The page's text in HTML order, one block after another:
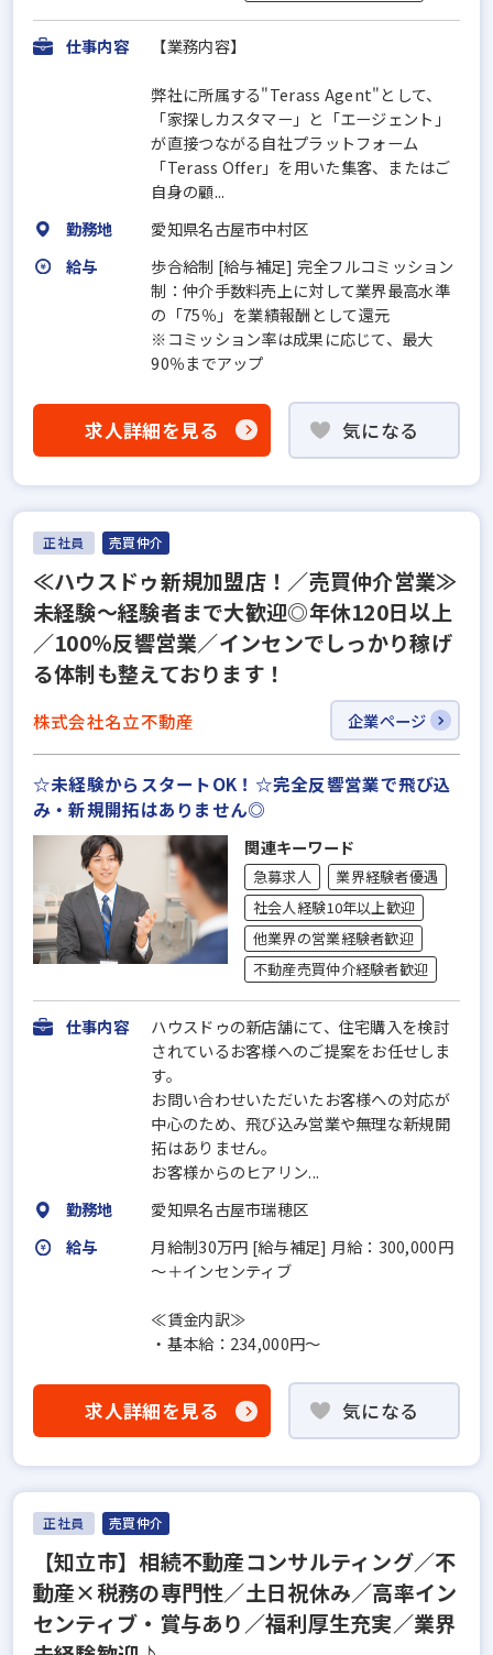
仕事内容 【業務内容】
弊社に所属する"Terass Agent"として、
「家探しカスタマー」と「エージェント」
が直接つながる自社プラットフォーム
「Terass Offer」を用いた集客、またはご
自身の顧...
勤務地
愛知県名古屋市中村区
給与
歩合給制 [給与補足] 完全フルコミッション
制：仲介手数料売上に対して業界最高水準
の「75％」を業績報酬として還元
※コミッション率は成果に応じて、最大
90％までアップ
求人詳細を見る 気になる
正社員 売買仲介
≪ハウスドゥ新規加盟店！／売買仲介営業≫
未経験～経験者まで大歓迎◎年休120日以上
／100％反響営業／インセンでしっかり稼げ
る体制も整えております！
株式会社名立不動産 企業ページ
☆未経験からスタートOK！☆完全反響営業で飛び込
み・新規開拓はありません◎
関連キーワード
急募求人
業界経験者優遇
社会人経験10年以上歓迎
他業界の営業経験者歓迎
不動産売買仲介経験者歓迎
仕事内容
ハウスドゥの新店舗にて、住宅購入を検討
されているお客様へのご提案をお任せしま
す。
お問い合わせいただいたお客様への対応が
中心のため、飛び込み営業や無理な新規開
拓はありません。
お客様からのヒアリン...
勤務地
愛知県名古屋市瑞穂区
給与
月給制30万円 [給与補足] 月給：300,000円
～＋インセンティブ
≪賃金内訳≫
・基本給：234,000円～
求人詳細を見る 気になる
正社員 売買仲介
【知立市】相続不動産コンサルティング／不
動産×税務の専門性／土日祝休み／高率イン
センティブ・賞与あり／福利厚生充実／業界